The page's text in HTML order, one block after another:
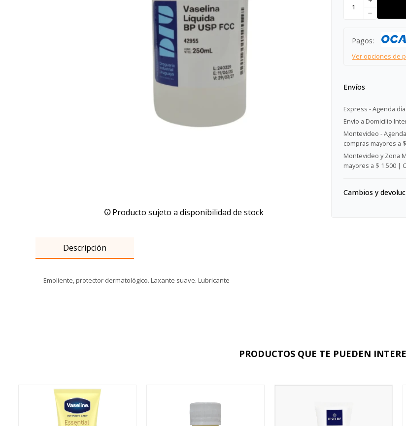
Producto sujeto a disponibilidad de stock
remove
Pagos:
Ver opciones de
Envíos
Express - Agenda
Envío a Domicilio
Montevideo -
compras mayores a
Montevideo y Zona
mayores a $ 1.500 |
Cambios y
Descripción
Emoliente, protector dermatológico. Laxante suave. Lubricante
PRODUCTOS QUE TE PUEDEN